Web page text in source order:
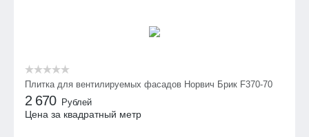
Плитка для вентилируемых фасадов Норвич Брик F370-70
2 670 Рублей
Цена за квадратный метр